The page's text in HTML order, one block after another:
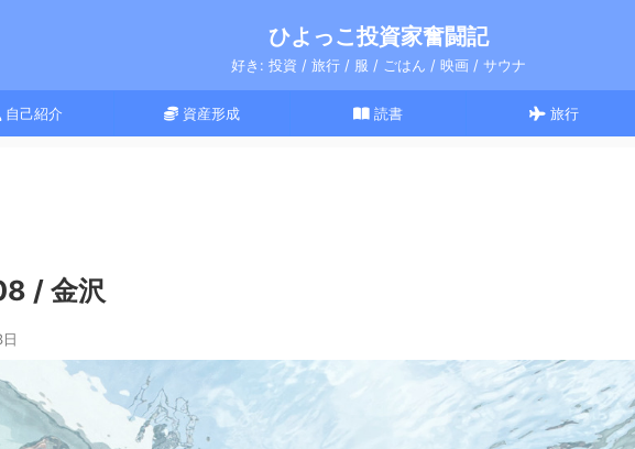
ひよっこ投資家奮闘記
好き: 投資 / 旅行 / 服 / ごはん / 映画 / サウナ
自己紹介 資産形成 読書 旅行
/ 金沢